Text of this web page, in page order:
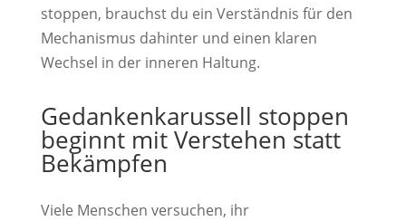
stoppen, brauchst du ein Verständnis für den
Mechanismus dahinter und einen klaren
Wechsel in der inneren Haltung.
Gedankenkarussell stoppen
beginnt mit Verstehen statt
Bekämpfen
Viele Menschen versuchen, ihr